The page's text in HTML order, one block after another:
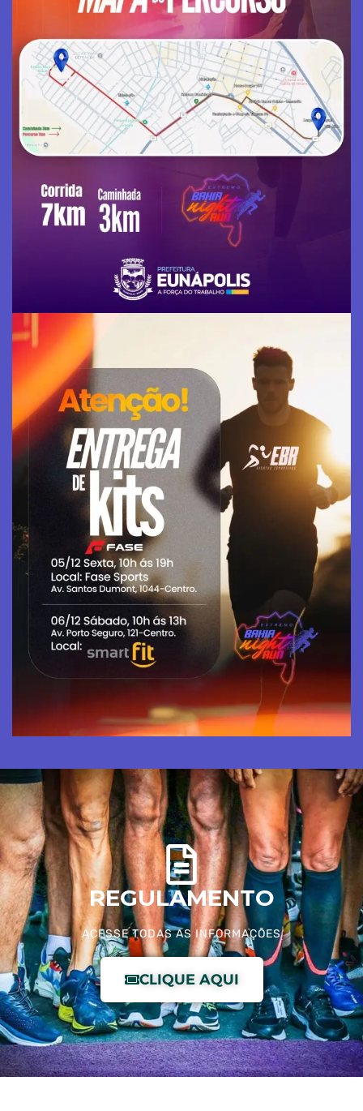
REGULAMENTO
ACESSE TODAS AS INFORMAÇÕES
CLIQUE AQUI